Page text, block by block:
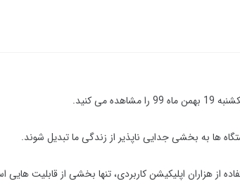
ماه 99 را مشاهده می کنید.
ها به بخشی جدایی ناپذیر از زندگی ما تبدیل شوند.
از هزاران اپلیکیشن کاربردی، تنها بخشی از قابلیت